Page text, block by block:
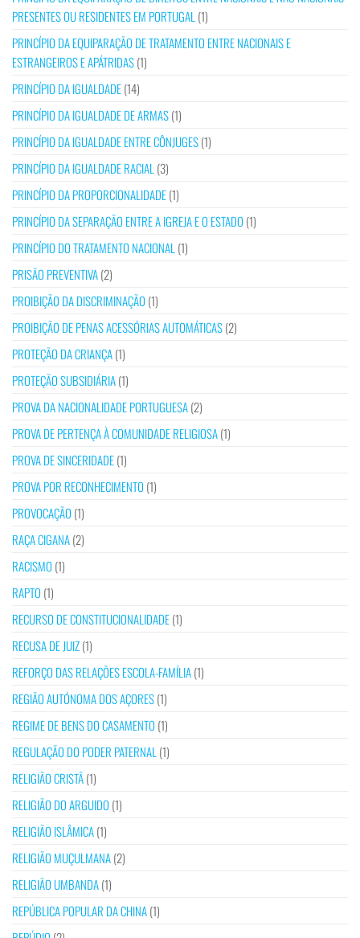
PRESENTES OU RESIDENTES EM PORTUGAL (1)
PRINCÍPIO DA EQUIPARAÇÃO DE TRATAMENTO ENTRE NACIONAIS E
ESTRANGEIROS E APÁTRIDAS(1)
PRINCÍPIO DA IGUALDADE(14)
PRINCÍPIO DA IGUALDADE DE ARMAS(1)
PRINCÍPIO DA IGUALDADE ENTRE CÔNJUGES(1)
PRINCÍPIO DA IGUALDADE RACIAL (3)
PRINCÍPIO DA PROPORCIONALIDADE(1)
PRINCÍPIO DA SEPARAÇÃO ENTRE A IGREJA E O ESTADO (1)
PRINCÍPIO DO TRATAMENTO NACIONAL (1)
PRISÃO PREVENTIVA(2)
PROIBIÇÃO DA DISCRIMINAÇÃO (1)
PROIBIÇÃO DE PENAS ACESSÓRIAS AUTOMÁTICAS(2)
PROTEÇÃO DA CRIANÇA(1)
PROTEÇÃO SUBSIDIÁRIA(1)
PROVA DA NACIONALIDADE PORTUGUESA(2)
PROVA DE PERTENÇA À COMUNIDADE RELIGIOSA(1)
PROVA DE SINCERIDADE(1)
PROVA POR RECONHECIMENTO (1)
PROVOCAÇÃO (1)
RAÇA CIGANA(2)
RACISMO (1)
RAPTO (1)
RECURSO DE CONSTITUCIONALIDADE(1)
RECUSA DE JUIZ(1)
REFORÇO DAS RELAÇÕES ESCOLA-FAMÍLIA(1)
REGIÃO AUTÓNOMA DOS AÇORES(1)
REGIME DE BENS DO CASAMENTO (1)
REGULAÇÃO DO PODER PATERNAL (1)
RELIGIÃO CRISTÃ(1)
RELIGIÃO DO ARGUIDO (1)
RELIGIÃO ISLÂMICA(1)
RELIGIÃO MUÇULMANA(2)
RELIGIÃO UMBANDA(1)
REPÚBLICA POPULAR DA CHINA(1)